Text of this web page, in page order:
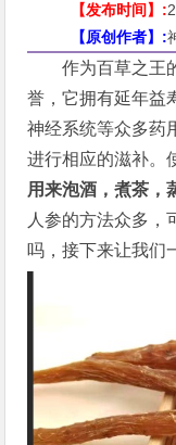
【发布时间】:
【原创作者】:
作为百草之王
誉，它拥有延年益
神经系统等众多药
进行相应的滋补
用来泡酒，煮茶，
人参的方法众多，
吗，接下来让我们